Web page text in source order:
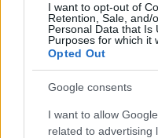
I want to opt-out of
Retention, Sale, and/
Personal Data that Is
Purposes for which it
Opted Out
Google consents
I want to allow
related to advertising
Az ujjlenyomat, a csíkok
egész tér “fáradtabb”
gyakran kimaradnak. A
szobát, és rögtön
ablak tiszta a sarkoknál
jelez. Ha maszat marad,